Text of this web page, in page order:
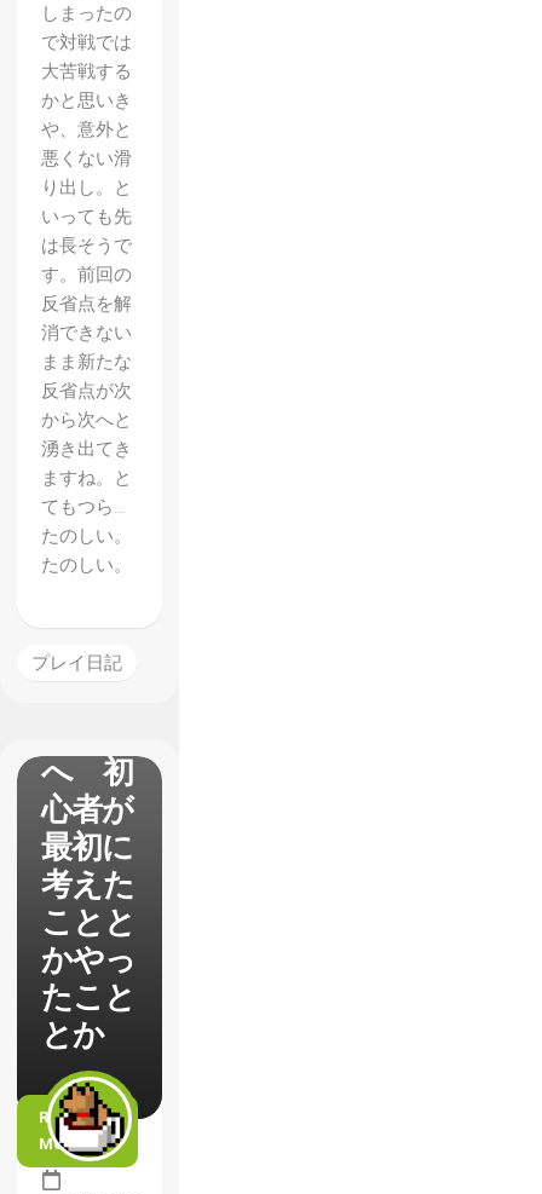
しまったの
で対戦では
大苦戦する
かと思いき
や、意外と
悪くない滑
り出し。と
いっても先
は長そうで
す。前回の
反省点を解
消できない
まま新たな
反省点が次
から次へと
湧き出てき
ますね。と
てもつら…
たのしい。
たのしい。
プレイ日記
【P4U
2】プ
レイ日
記・天
田＆コ
ロマル
でオン
へ 初
心者が
最初に
考えた
ことと
かやっ
たこと
とか
READ
MORE